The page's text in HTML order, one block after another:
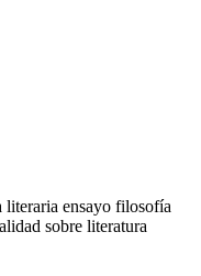
literaria ensayo filosofía
sobre literatura